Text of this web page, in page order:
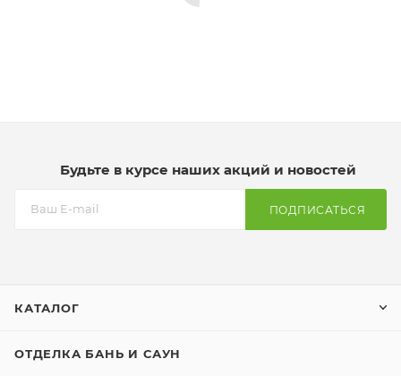
Будьте в курсе наших акций и новостей
ПОДПИСАТЬСЯ
КАТАЛОГ
ОТДЕЛКА БАНЬ И САУН